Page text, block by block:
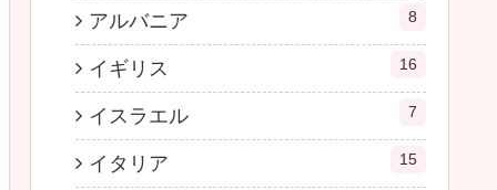
アルバニア 8
イギリス 16
イスラエル 7
イタリア 15